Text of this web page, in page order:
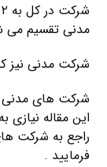
مدنی تقسیم می
شرکت مدنی نیز
شرکت های مدنی
این مقاله
راجع به شرکت
فرمایید .